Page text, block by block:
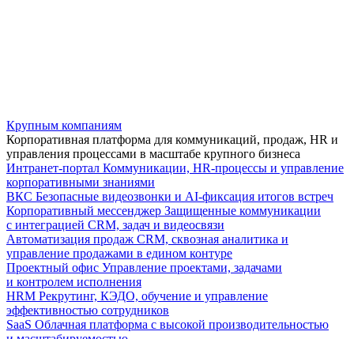
Крупным компаниям
Корпоративная платформа для коммуникаций, продаж, HR и
управления процессами в масштабе крупного бизнеса
Интранет-портал Коммуникации, HR-процессы и управление
корпоративными знаниями
ВКС Безопасные видеозвонки и AI-фиксация итогов встреч
Корпоративный мессенджер Защищенные коммуникации
с интеграцией CRM, задач и видеосвязи
Автоматизация продаж CRM, сквозная аналитика и
управление продажами в едином контуре
Проектный офис Управление проектами, задачами
и контролем исполнения
HRM Рекрутинг, КЭДО, обучение и управление
эффективностью сотрудников
SaaS Облачная платформа с высокой производительностью